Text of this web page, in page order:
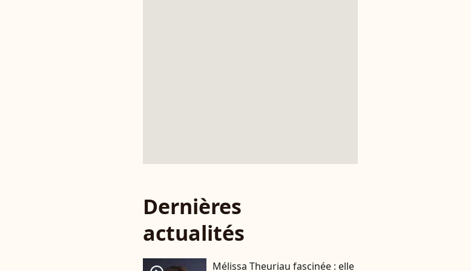
Dernières
actualités
Mélissa Theuriau fascinée : elle